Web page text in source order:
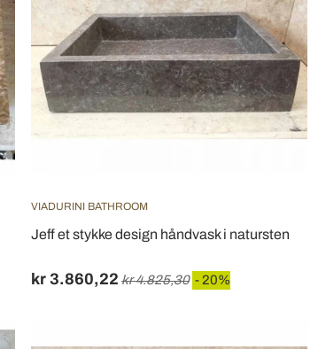
VIADURINI BATHROOM
Jeff et stykke design håndvask i natursten
kr 3.860,22 kr 4.825,30 - 20%